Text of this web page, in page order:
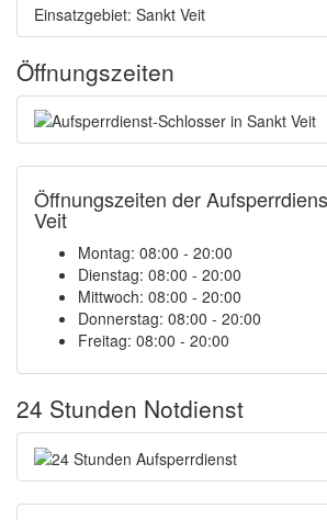
Einsatzgebiet: Sankt Veit
Öffnungszeiten
Öffnungszeiten der
Veit
Montag: 08:00 - 20:00
Dienstag: 08:00 - 20:00
Mittwoch: 08:00 - 20:00
Donnerstag: 08:00 - 20:00
Freitag: 08:00 - 20:00
24 Stunden Notdienst